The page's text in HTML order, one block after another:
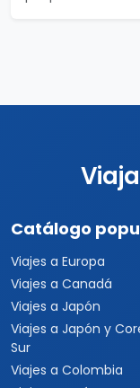
USD $2,597
Catálogo